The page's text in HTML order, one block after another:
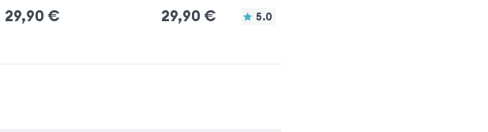
29,90 € 29,90 € 5.0